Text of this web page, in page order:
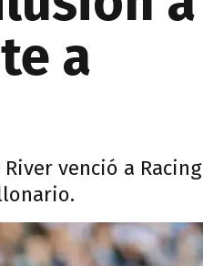
a
venció a Racing